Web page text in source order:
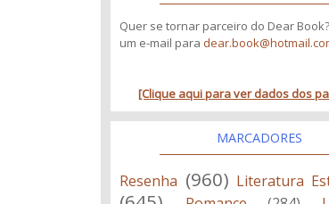
Quer se tornar parceiro do Dear
um e-mail para
[Clique aqui para ver dados dos
MARCADORES
Resenha (960) Literatura